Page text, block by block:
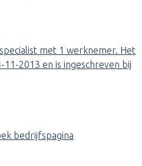
met 1 werknemer. Het
2013 en is ingeschreven bij
bedrijfspagina